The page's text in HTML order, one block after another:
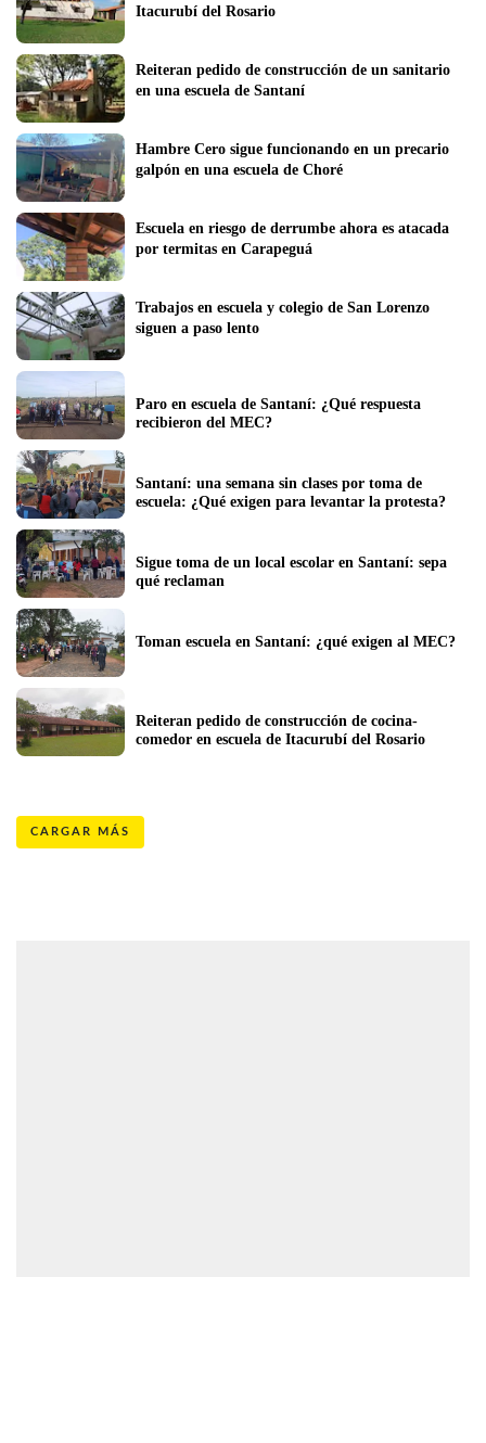
Itacurubí del Rosario
Reiteran pedido de construcción de un sanitario
en una escuela de Santaní
Hambre Cero sigue funcionando en un precario
Escuela en riesgo de derrumbe ahora es atacada
por termitas en Carapeguá
Trabajos en escuela y colegio de San Lorenzo
siguen a paso lento
Paro en escuela de Santaní: ¿Qué respuesta
recibieron del MEC?
Santaní: una semana sin clases por toma de
escuela: ¿Qué exigen para levantar la protesta?
Sigue toma de un local escolar en Santaní: sepa
qué reclaman
Toman escuela en Santaní: ¿qué exigen al MEC?
Reiteran pedido de construcción de cocina-
comedor en escuela de Itacurubí del Rosario
CARGAR MÁS